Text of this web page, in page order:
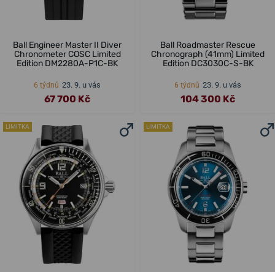
Ball Engineer Master II Diver
Chronometer COSC Limited
Edition DM2280A-P1C-BK
6 týdnů 23. 9. u vás
67 700 Kč
Ball Roadmaster Rescue
Chronograph (41mm) Limited
Edition DC3030C-S-BK
6 týdnů 23. 9. u vás
104 300 Kč
LIMITKA LIMITKA